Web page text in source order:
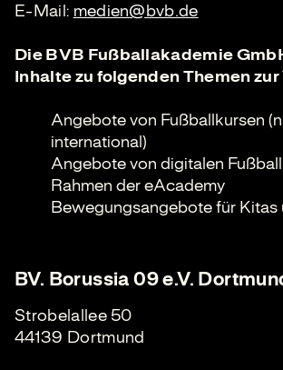
E-Mail: medien@bvb.de
Die BVB Fußballakademie
Inhalte zu folgenden Themen
Angebote von Fußballkursen
international)
Angebote von digitalen
Rahmen der eAcademy
Bewegungsangebote für Kitas
BV. Borussia 09 e.V.
Strobelallee 50
44139 Dortmund